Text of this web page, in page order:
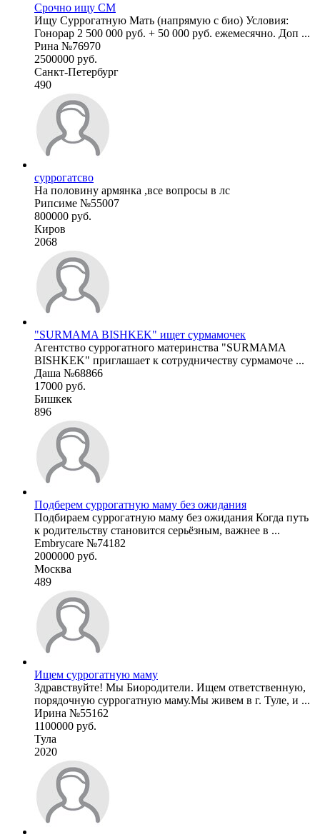
Срочно ищу СМ
Ищу Суррогатную Мать (напрямую с био) Условия:
Гонорар 2 500 000 руб. + 50 000 руб. ежемесячно. Доп ...
Рина №76970
2500000 руб.
Санкт-Петербург
490
суррогатсво
На половину армянка ,все вопросы в лс
Рипсиме №55007
800000 руб.
Киров
2068
"SURMAMA BISHKEK" ищет сурмамочек
Агентство суррогатного материнства "SURMAMA
BISHKEK" приглашает к сотрудничеству сурмамоче ...
Даша №68866
17000 руб.
Бишкек
896
Подберем суррогатную маму без ожидания
Подбираем суррогатную маму без ожидания Когда путь
к родительству становится серьёзным, важнее в ...
Embrycare №74182
2000000 руб.
Москва
489
Ищем суррогатную маму
Здравствуйте! Мы Биородители. Ищем ответственную,
порядочную суррогатную маму.Мы живем в г. Туле, и ...
Ирина №55162
1100000 руб.
Тула
2020